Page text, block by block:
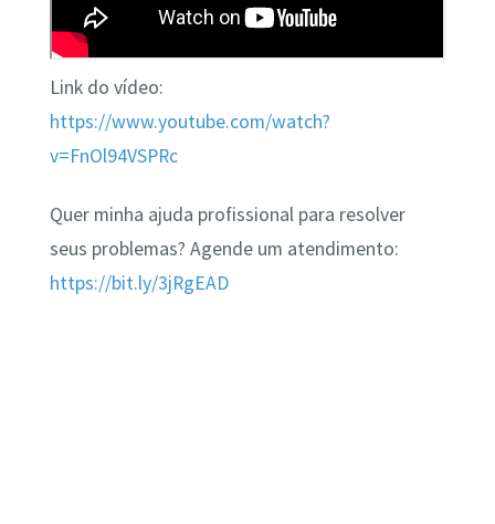
Link do vídeo:
https://www.youtube.com/watch?
v=FnOl94VSPRc
Quer minha ajuda profissional para resolver
seus problemas? Agende um atendimento:
https://bit.ly/3jRgEAD